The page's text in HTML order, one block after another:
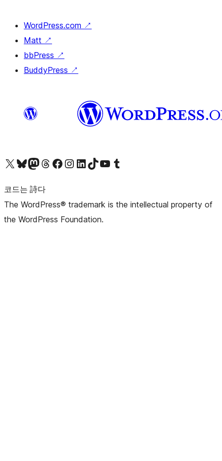
WordPress.com ↗
Matt ↗
bbPress ↗
BuddyPress ↗
X(이전 트위터) 계정 방문하기블루스카이 계정 방문하기마스토돈 계정 방문하기스레드 계정 방문하기 페이스북 페이지 방문하기인스타그램 계정 방문하기 LinkedIn 계정 방문하기틱톡 계정 방문하기유튜브 채널 방문하기 텀블러 계정 방문하기
코드는 詩다
The WordPress® trademark is the intellectual property of
the WordPress Foundation.